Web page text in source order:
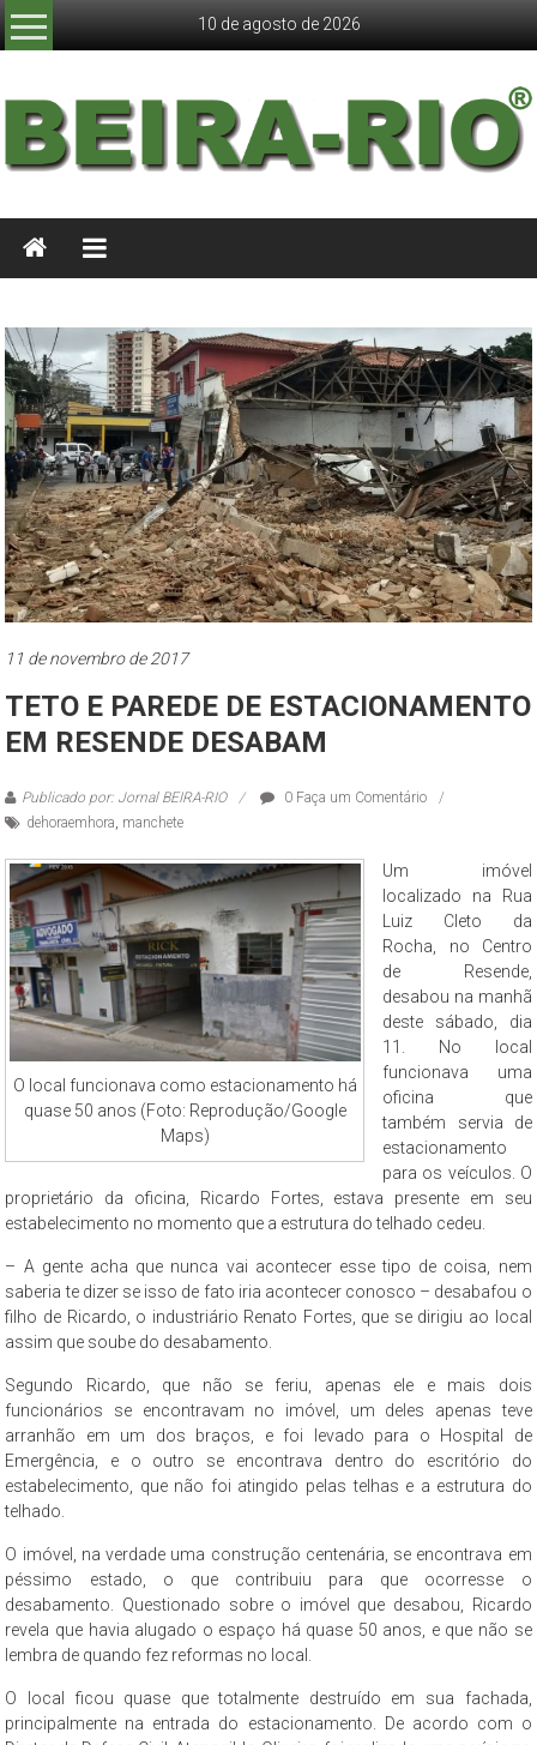
Skip
to
10 de agosto de 2026
BEIRA
11 de novembro de 2017
TETO E PAREDE DE ESTACIONAMENTO
EM RESENDE DESABAM
Publicado por: Jornal BEIRA-RIO
0 Faça um Comentário
dehoraemhora manchete
O local funcionava como estacionamento há
quase 50 anos (Foto: Reprodução/Google
Maps)
Um imóvel
localizado na Rua
Luiz Cleto da
Rocha, no Centro
de Resende,
desabou na manhã
deste sábado, dia
11. No local
funcionava uma
oficina que
também servia de
estacionamento
para os veículos. O
proprietário da oficina, Ricardo Fortes, estava presente em seu
estabelecimento no momento que a estrutura do telhado cedeu.
– A gente acha que nunca vai acontecer esse tipo de coisa, nem
saberia te dizer se isso de fato iria acontecer conosco – desabafou o
filho de Ricardo, o industriário Renato Fortes, que se dirigiu ao local
assim que soube do desabamento.
Segundo Ricardo, que não se feriu, apenas ele e mais dois
funcionários se encontravam no imóvel, um deles apenas teve
arranhão em um dos braços, e foi levado para o Hospital de
Emergência, e o outro se encontrava dentro do escritório do
estabelecimento, que não foi atingido pelas telhas e a estrutura do
telhado.
O imóvel, na verdade uma construção centenária, se encontrava em
péssimo estado, o que contribuiu para que ocorresse o
desabamento. Questionado sobre o imóvel que desabou, Ricardo
revela que havia alugado o espaço há quase 50 anos, e que não se
lembra de quando fez reformas no local.
O local ficou quase que totalmente destruído em sua fachada,
principalmente na entrada do estacionamento. De acordo com o